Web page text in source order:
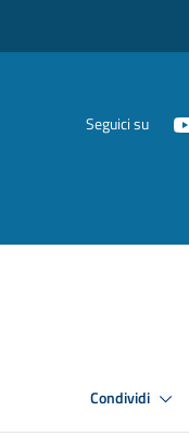
Seguici su
Condividi